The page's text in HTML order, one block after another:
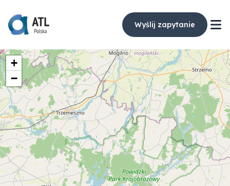
Wyślij zapytanie
+
−